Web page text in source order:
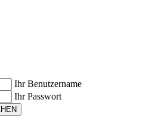
Ihr Benutzername
Ihr Passwort